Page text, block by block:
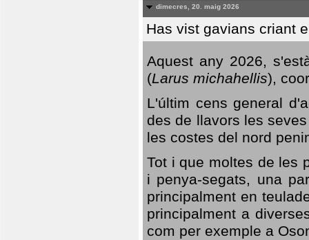
dimecres, 20. maig 2026
Has vist gavians criant
Aquest any 2026,
(Larus michahellis),
L'últim cens general
des de llavors les
les costes del nord
Tot i que moltes de les
i penya-segats, una
principalment en
principalment a
com per exemple a